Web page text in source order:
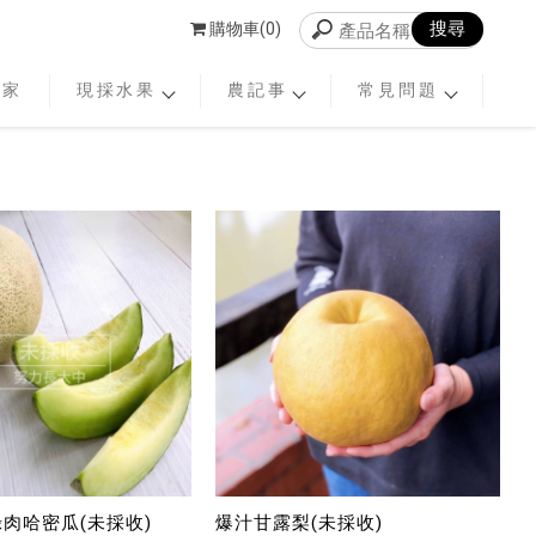
現採水果 農記事 常見問題
購物車(0)
哈密瓜(未採收) 爆汁甘露梨(未採收)